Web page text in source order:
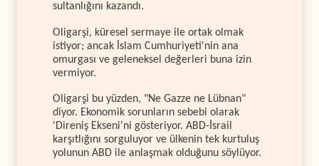
sultanlığını kazandı.
Oligarşi, küresel sermaye ile ortak olmak
istiyor; ancak İslam Cumhuriyeti'nin ana
omurgası ve geleneksel değerleri buna izin
vermiyor.
Oligarşi bu yüzden, "Ne Gazze ne Lübnan"
diyor. Ekonomik sorunların sebebi olarak
'Direniş Ekseni'ni gösteriyor. ABD-İsrail
karşıtlığını sorguluyor ve ülkenin tek kurtuluş
yolunun ABD ile anlaşmak olduğunu söylüyor.